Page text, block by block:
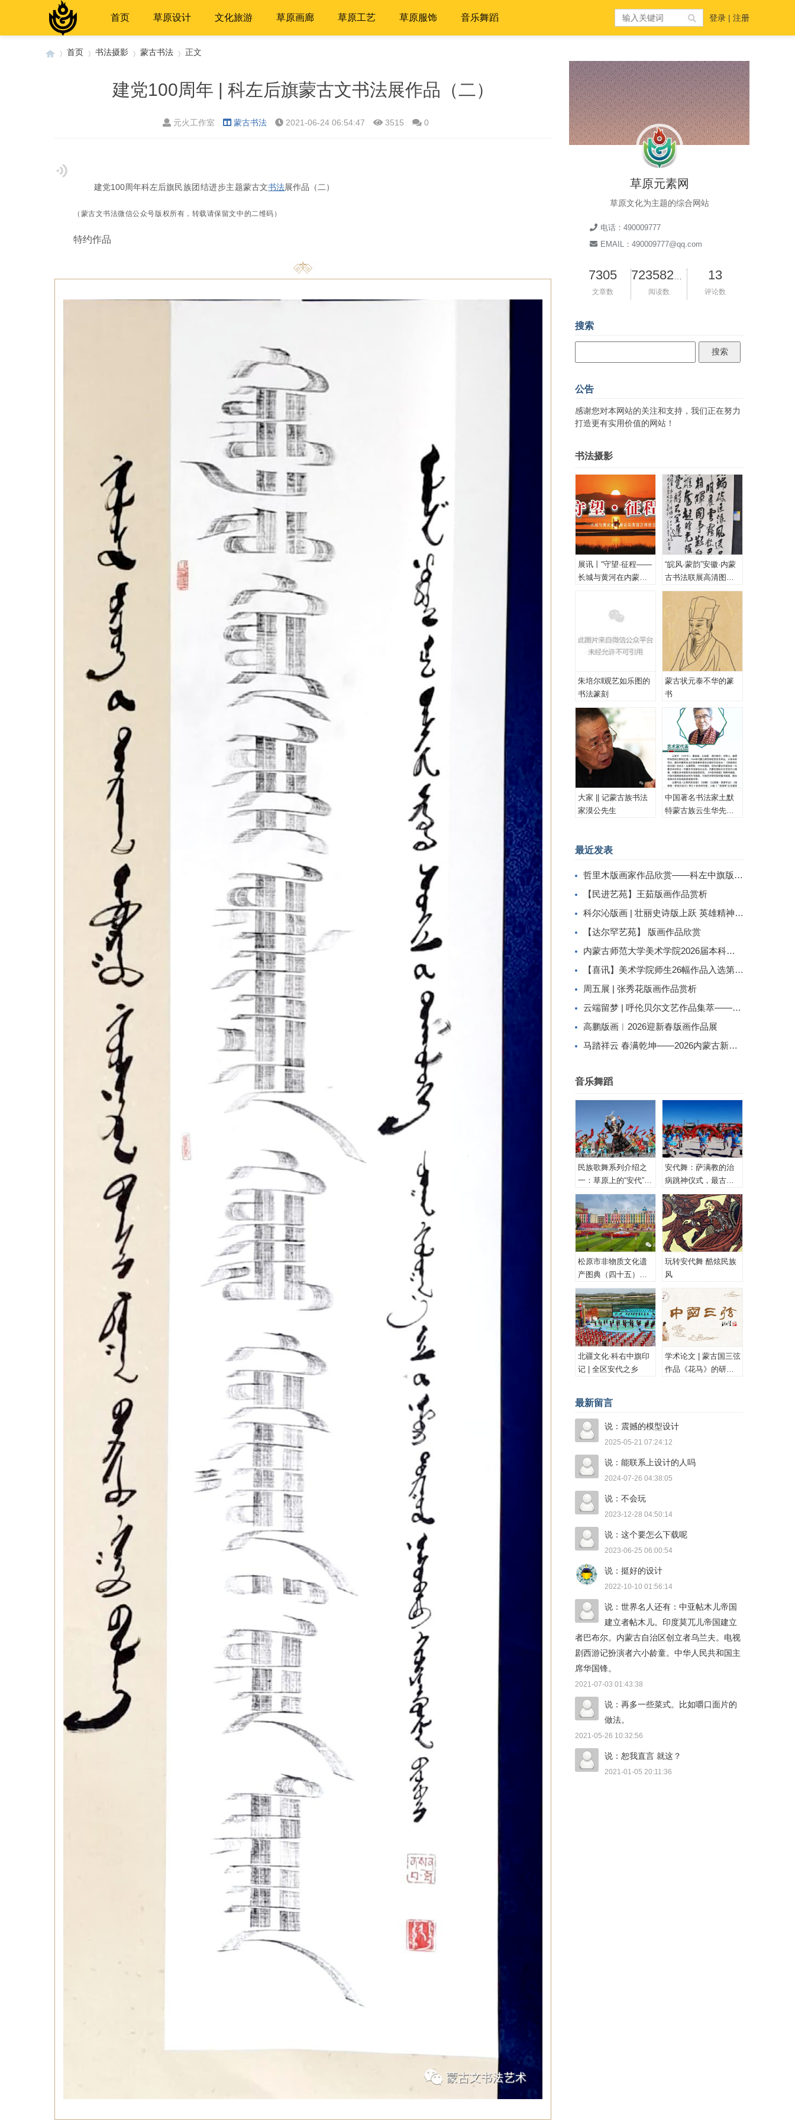
首页 草原设计 文化旅游 草原画廊 草原工艺 草原服饰 音乐舞蹈 登录 | 注册
首页 书法摄影 蒙古书法 正文
建党100周年 | 科左后旗蒙古文书法展作品（二）
元火工作室 蒙古书法 2021-06-24 06:54:47 3515 0
建党100周年科左后旗民族团结进步主题蒙古文书法展作品（二）
（蒙古文书法微信公众号版权所有，转载请保留文中的二维码）
特约作品
草原元素网
草原文化为主题的综合网站
电话：490009777
EMAIL：490009777@qq.com
7305
文章数 阅读数
13
评论数
搜索
公告
感谢您对本网站的关注和支持，我们正在努力
打造更有实用价值的网站！
书法摄影
展讯丨“守望·征程——
长城与黄河在内蒙古
“皖风·蒙韵”安徽·内蒙
古书法联展高清图
（一、特邀作品）
朱培尔‖观艺如乐图的
书法篆刻
蒙古状元泰不华的篆
书
大家 || 记蒙古族书法
家漠公先生
中国著名书法家土默
特蒙古族云生华先生
最近发表
哲里木版画家作品欣赏——科左中旗版画家李忠斌作品赏析
【民进艺苑】王茹版画作品赏析
科尔沁版画 | 壮丽史诗版上跃 英雄精神画中传
【达尔罕艺苑】 版画作品欣赏
内蒙古师范大学美术学院2026届本科生毕业作品展美术学专业（版画方向）
【喜讯】美术学院师生26幅作品入选第二届内蒙古自治区小版画暨藏书票展
周五展 | 张秀花版画作品赏析
云端留梦 | 呼伦贝尔文艺作品集萃——姜识民版画选登
高鹏版画︱2026迎新春版画作品展
马踏祥云 春满乾坤——2026内蒙古新春民间工艺美术线上展（三）
音乐舞蹈
民族歌舞系列介绍之
一：草原上的“安代”和
安代舞
安代舞：萨满教的治
病跳神仪式，最古老
的心理治疗！
松原市非物质文化遗
产图典（四十五）蒙
古族安代舞
玩转安代舞 酷炫民族
风
北疆文化·科右中旗印
记 | 全区安代之乡
学术论文 | 蒙古国三弦
作品《花马》的研究
最新留言
说：震撼的模型设计
2025-05-21 07:24:12
说：能联系上设计的人吗
2024-07-26 04:38:05
说：不会玩
2023-12-28 04:50:14
说：这个要怎么下载呢
2023-06-25 06:00:54
说：挺好的设计
2022-10-10 01:56:14
说：世界名人还有：中亚帖木儿帝国
建立者帖木儿。印度莫兀儿帝国建立
者巴布尔。内蒙古自治区创立者乌兰夫。电视
剧西游记扮演者六小龄童。中华人民共和国主
席华国锋。
2021-07-03 01:43:38
说：再多一些菜式。比如嚼口面片的
做法。
2021-05-26 10:32:56
说：恕我直言 就这？
2021-01-05 20:11:36